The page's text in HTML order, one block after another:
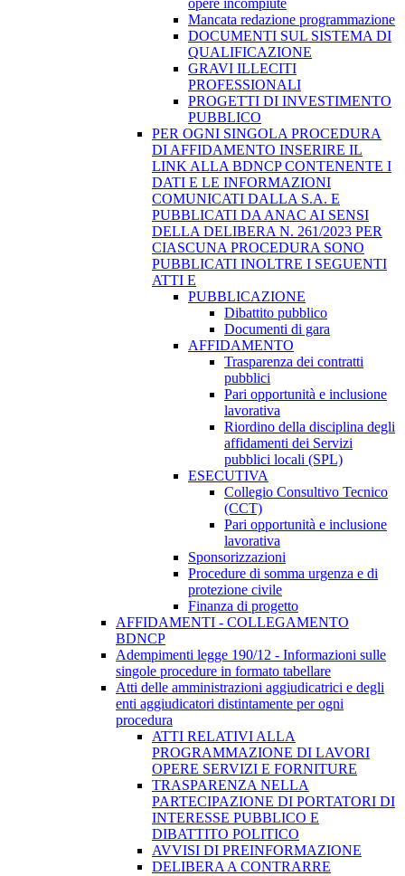
opere incompiute
Mancata redazione programmazione
DOCUMENTI SUL SISTEMA DI
QUALIFICAZIONE
GRAVI ILLECITI
PROFESSIONALI
PROGETTI DI INVESTIMENTO
PUBBLICO
PER OGNI SINGOLA PROCEDURA
DI AFFIDAMENTO INSERIRE IL
LINK ALLA BDNCP CONTENENTE I
DATI E LE INFORMAZIONI
COMUNICATI DALLA S.A. E
PUBBLICATI DA ANAC AI SENSI
DELLA DELIBERA N. 261/2023 PER
CIASCUNA PROCEDURA SONO
PUBBLICATI INOLTRE I SEGUENTI
ATTI E
PUBBLICAZIONE
Dibattito pubblico
Documenti di gara
AFFIDAMENTO
Trasparenza dei contratti
pubblici
Pari opportunità e inclusione
lavorativa
Riordino della disciplina degli
affidamenti dei Servizi
pubblici locali (SPL)
ESECUTIVA
Collegio Consultivo Tecnico
(CCT)
Pari opportunità e inclusione
lavorativa
Sponsorizzazioni
Procedure di somma urgenza e di
protezione civile
Finanza di progetto
AFFIDAMENTI - COLLEGAMENTO
BDNCP
Adempimenti legge 190/12 - Informazioni sulle
singole procedure in formato tabellare
Atti delle amministrazioni aggiudicatrici e degli
enti aggiudicatori distintamente per ogni
procedura
ATTI RELATIVI ALLA
PROGRAMMAZIONE DI LAVORI
OPERE SERVIZI E FORNITURE
TRASPARENZA NELLA
PARTECIPAZIONE DI PORTATORI DI
INTERESSE PUBBLICO E
DIBATTITO POLITICO
AVVISI DI PREINFORMAZIONE
DELIBERA A CONTRARRE